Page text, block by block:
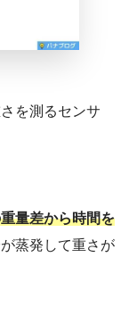
を測るセンサ
量差から時間を
蒸発して重さが